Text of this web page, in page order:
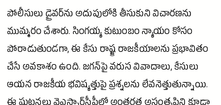
పోలీసులు డ్రైవర్‌ను అదుపులోకి తీసుకుని విచారణను
ముమ్మరం చేశారు. సింగయ్య కుటుంబం న్యాయం కోసం
పోరాడుతుండగా, ఈ కేసు రాష్ట్ర రాజకీయాలను ప్రభావితం
చేసే అవకాశం ఉంది. జగన్‌పై వరుస వివాదాలు, కేసులు
ఆయన రాజకీయ భవిష్యత్తుపై ప్రశ్నలను లేవనెత్తుతున్నాయి.